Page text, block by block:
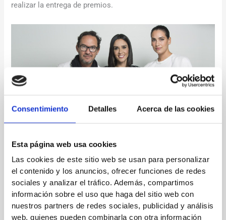
Consentimiento Detalles Acerca de las cookies
Esta página web usa cookies
Las cookies de este sitio web se usan para personalizar
el contenido y los anuncios, ofrecer funciones de redes
sociales y analizar el tráfico. Además, compartimos
información sobre el uso que haga del sitio web con
nuestros partners de redes sociales, publicidad y análisis
web, quienes pueden combinarla con otra información
realizar la entrega de premios.
¡Enhorabuena a todos los premiados!
Entrada anterior Entrada siguiente